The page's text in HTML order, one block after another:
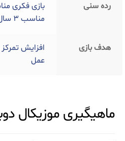
رده سنی بازی فکری مناسب
مناسب 3 سال
هدف بازی افزایش تمرکز
عمل
ماهیگیری موزیکال